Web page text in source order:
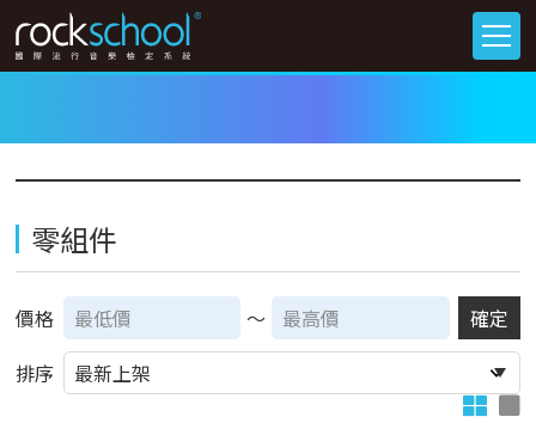
零組件
價格 ～
確定
排序